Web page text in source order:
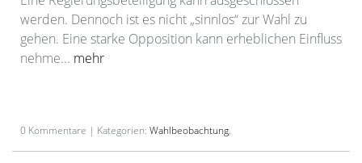
werden. Dennoch ist es nicht „sinnlos“ zur Wahl zu
gehen. Eine starke Opposition kann erheblichen Einfluss
nehme... mehr
0 Kommentare | Kategorien: Wahlbeobachtung,